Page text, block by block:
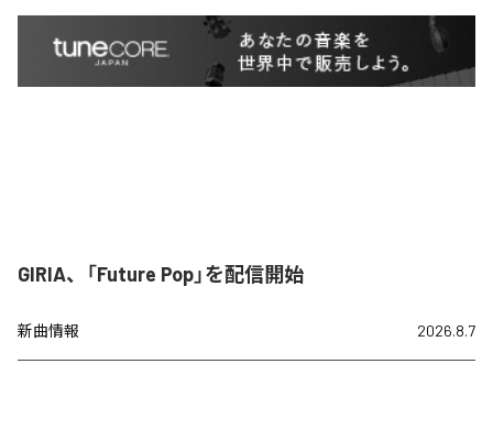
GIRIA、「Future Pop」を配信開始
新曲情報 2026.8.7